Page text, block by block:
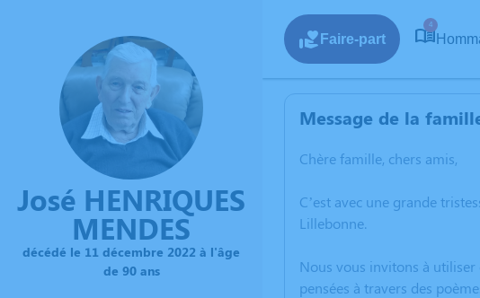
José HENRIQUES
MENDES
décédé le 11 décembre 2022 à l'âge
de 90 ans
Faire-part
4
Message de la
Chère famille, chers amis,
C’est avec une grande
Lillebonne.
Nous vous invitons à utiliser
pensées à travers des